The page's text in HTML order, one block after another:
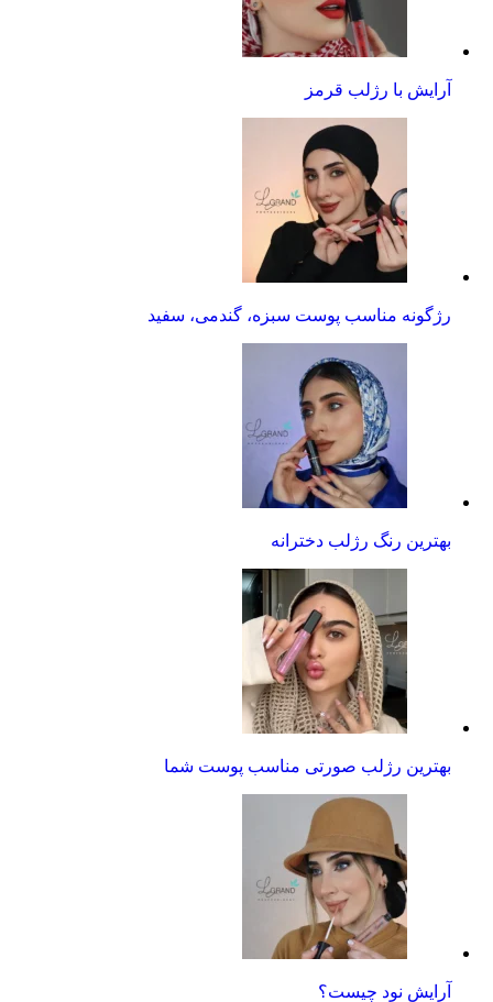
آرایش با رژلب قرمز
رژگونه مناسب پوست سبزه، گندمی، سفید
بهترین رنگ رژلب دخترانه
بهترین رژلب صورتی مناسب پوست شما
آرایش نود چیست؟